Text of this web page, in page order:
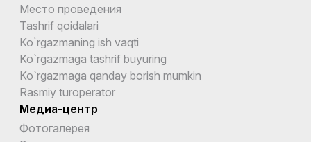
Место проведения
Tashrif qoidalari
Ko`rgazmaning ish vaqti
Ko`rgazmaga tashrif buyuring
Ko`rgazmaga qanday borish mumkin
Rasmiy turoperator
Медиа-центр
Фотогалерея